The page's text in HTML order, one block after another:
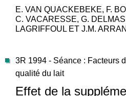
E. VAN QUACKEBEKE, F.
C. VACARESSE, G.
LAGRIFFOUL ET J.M.
3R 1994 - Séance : Facteurs
qualité du lait
Effet de la